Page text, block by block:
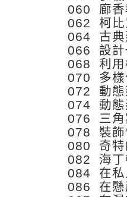
060 廊香
062 柯比
064 古典
066 設計
068 利用
070 多樣
072 動態
074 動態
076 三角
078 裝飾
080 奇特
082 海丁
084 在私
086 在懸